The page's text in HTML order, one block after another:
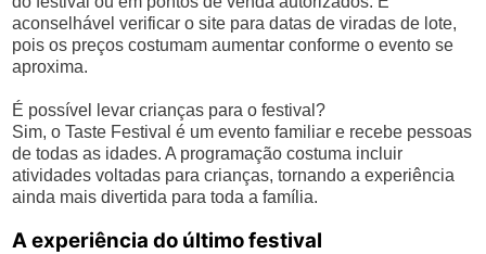
aconselhável verificar o site para datas de viradas de lote,
pois os preços costumam aumentar conforme o evento se
aproxima.
É possível levar crianças para o festival?
Sim, o Taste Festival é um evento familiar e recebe pessoas
de todas as idades. A programação costuma incluir
atividades voltadas para crianças, tornando a experiência
ainda mais divertida para toda a família.
A experiência do último festival